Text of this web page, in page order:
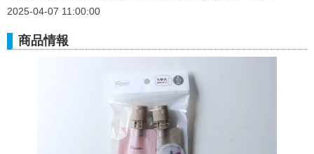
2025-04-07 11:00:00
商品情報